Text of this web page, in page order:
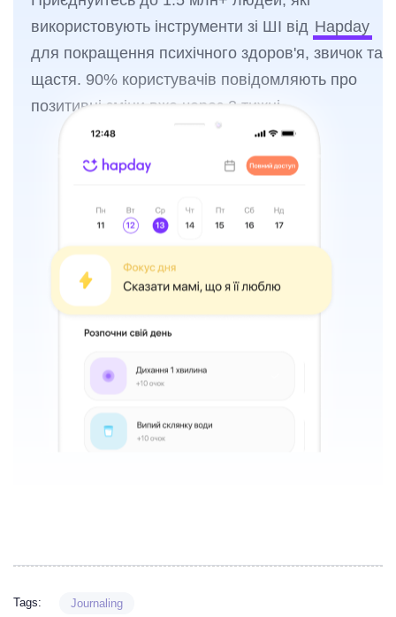
використовують інструменти зі ШІ від Hapday
для покращення психічного здоров'я, звичок та
щастя. 90% користувачів повідомляють про
позитивні зміни вже через 2 тижні.
Tags: Journaling